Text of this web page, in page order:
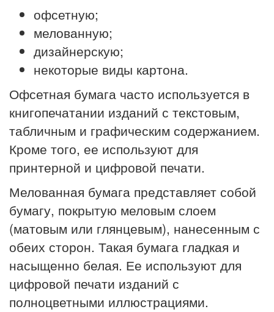
офсетную;
мелованную;
дизайнерскую;
некоторые виды картона.
Офсетная бумага часто используется в
книгопечатании изданий с текстовым,
табличным и графическим содержанием.
Кроме того, ее используют для
принтерной и цифровой печати.
Мелованная бумага представляет собой
бумагу, покрытую меловым слоем
(матовым или глянцевым), нанесенным с
обеих сторон. Такая бумага гладкая и
насыщенно белая. Ее используют для
цифровой печати изданий с
полноцветными иллюстрациями.